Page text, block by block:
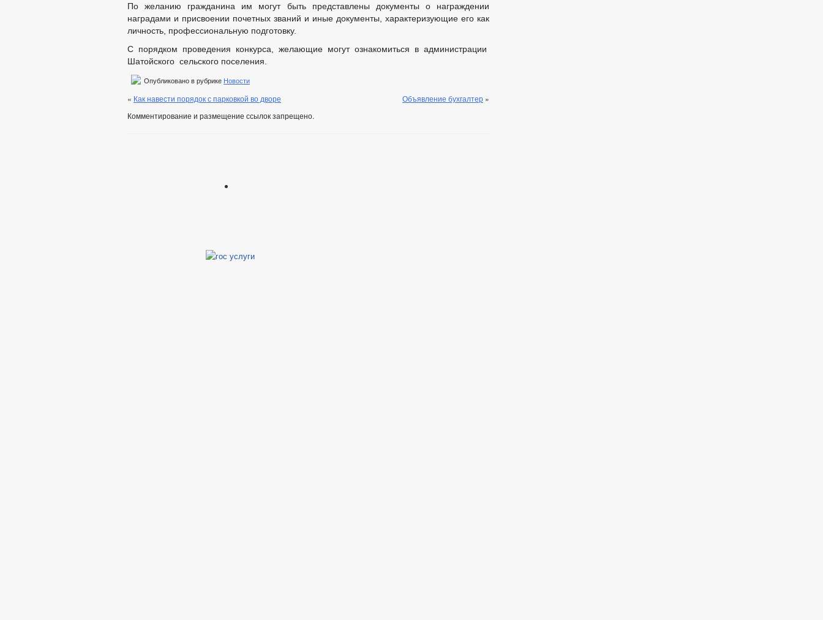
Прием граждан
Обращение к главе
Интернет приемная
График приема граждан
Обзоры обращений граждан
Порядок рассмотрения обращений
Регламент рассмотрения обращений
По желанию гражданина им могут быть представлены документы о награждении
наградами и присвоении почетных званий и иные документы, характеризующие его как
личность, профессиональную подготовку.
С порядком проведения конкурса, желающие могут ознакомиться в администрации
Шатойского сельского поселения.
Опубликовано в рубрике Новости
« Как навести порядок с парковкой во дворе Объявление бухгалтер »
Комментирование и размещение ссылок запрещено.